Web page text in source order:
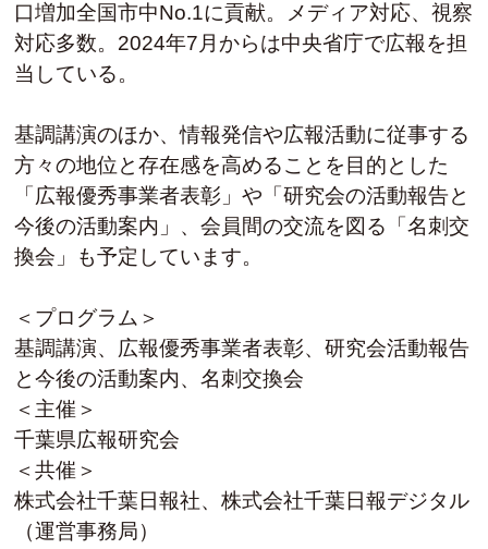
口増加全国市中No.1に貢献。メディア対応、視察
対応多数。2024年7月からは中央省庁で広報を担
当している。
基調講演のほか、情報発信や広報活動に従事する
方々の地位と存在感を高めることを目的とした
「広報優秀事業者表彰」や「研究会の活動報告と
今後の活動案内」、会員間の交流を図る「名刺交
換会」も予定しています。
＜プログラム＞
基調講演、広報優秀事業者表彰、研究会活動報告
と今後の活動案内、名刺交換会
＜主催＞
千葉県広報研究会
＜共催＞
株式会社千葉日報社、株式会社千葉日報デジタル
（運営事務局）